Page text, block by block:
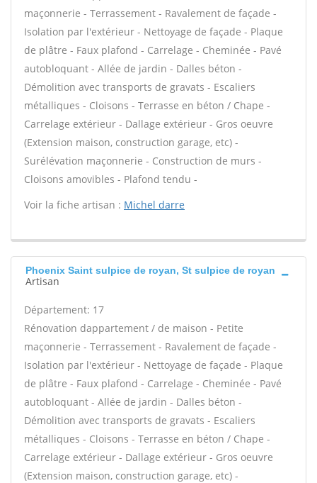
maçonnerie - Terrassement - Ravalement de façade -
Isolation par l'extérieur - Nettoyage de façade - Plaque
de plâtre - Faux plafond - Carrelage - Cheminée - Pavé
autobloquant - Allée de jardin - Dalles béton -
Démolition avec transports de gravats - Escaliers
métalliques - Cloisons - Terrasse en béton / Chape -
Carrelage extérieur - Dallage extérieur - Gros oeuvre
(Extension maison, construction garage, etc) -
Surélévation maçonnerie - Construction de murs -
Cloisons amovibles - Plafond tendu -
Voir la fiche artisan : Michel darre
Phoenix Saint sulpice de royan, St sulpice de royan
Artisan
Département: 17
Rénovation dappartement / de maison - Petite
maçonnerie - Terrassement - Ravalement de façade -
Isolation par l'extérieur - Nettoyage de façade - Plaque
de plâtre - Faux plafond - Carrelage - Cheminée - Pavé
autobloquant - Allée de jardin - Dalles béton -
Démolition avec transports de gravats - Escaliers
métalliques - Cloisons - Terrasse en béton / Chape -
Carrelage extérieur - Dallage extérieur - Gros oeuvre
(Extension maison, construction garage, etc) -